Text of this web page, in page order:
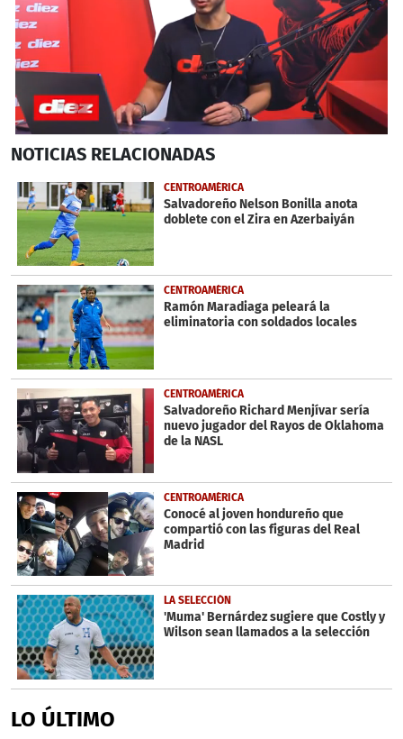
seconds
4
minutes,
51
seconds
NOTICIAS RELACIONADAS
CENTROAMÉRICA
Salvadoreño Nelson Bonilla anota
doblete con el Zira en Azerbaiyán
CENTROAMÉRICA
Ramón Maradiaga peleará la
eliminatoria con soldados locales
CENTROAMÉRICA
Salvadoreño Richard Menjívar sería
nuevo jugador del Rayos de Oklahoma
de la NASL
CENTROAMÉRICA
Conocé al joven hondureño que
compartió con las figuras del Real
Madrid
LA SELECCIÓN
'Muma' Bernárdez sugiere que Costly y
Wilson sean llamados a la selección
LO ÚLTIMO